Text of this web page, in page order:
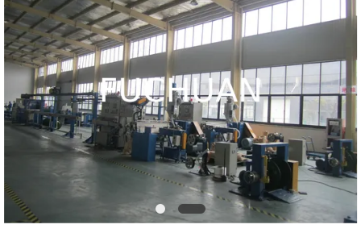
NOUVELLES
LES
AFFAIRES
PLAN
SITE